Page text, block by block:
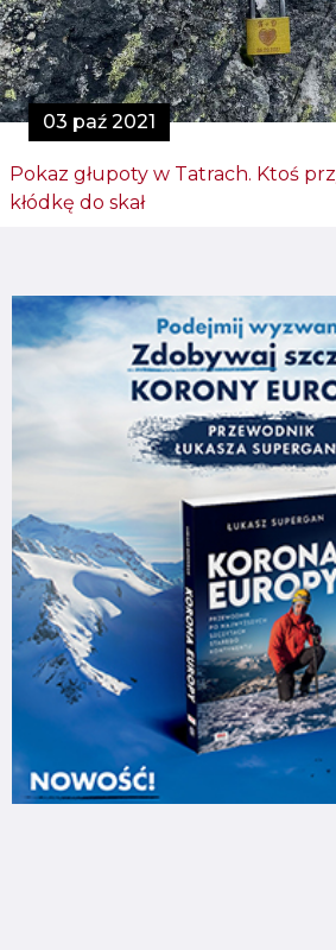
03 paź 2021
Pokaz głupoty w Tatrach. Ktoś
kłódkę do skał